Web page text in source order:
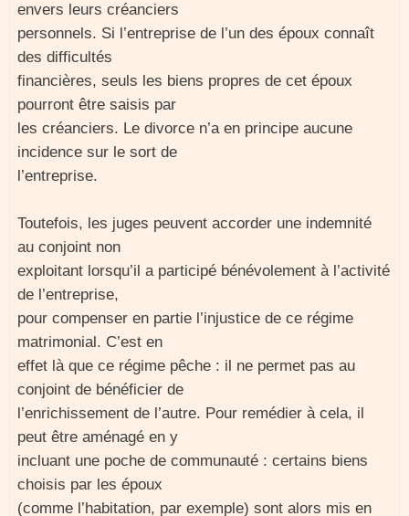
envers leurs créanciers
personnels. Si l’entreprise de l’un des époux connaît
des difficultés
financières, seuls les biens propres de cet époux
pourront être saisis par
les créanciers. Le divorce n’a en principe aucune
incidence sur le sort de
l’entreprise.
Toutefois, les juges peuvent accorder une indemnité
au conjoint non
exploitant lorsqu’il a participé bénévolement à l’activité
de l’entreprise,
pour compenser en partie l’injustice de ce régime
matrimonial. C’est en
effet là que ce régime pêche : il ne permet pas au
conjoint de bénéficier de
l’enrichissement de l’autre. Pour remédier à cela, il
peut être aménagé en y
incluant une poche de communauté : certains biens
choisis par les époux
(comme l’habitation, par exemple) sont alors mis en